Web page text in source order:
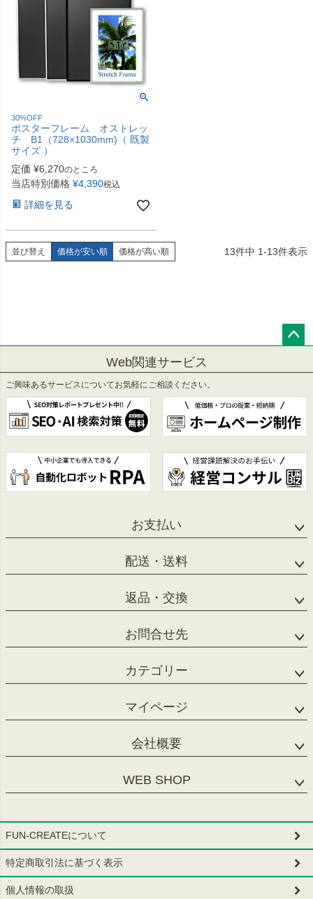
30%OFF
ポスターフレーム オストレッ
チ B1（728×1030mm)（ 既製
サイズ ）
定価 ¥6,270のところ
当店特別価格 ¥4,390税込
詳細を見る
並び替え 価格が安い順 価格が高い順 13件中 1-13件表示
へ
Web関連サービス
ご興味あるサービスについてお気軽にご相談ください。
お支払い
配送・送料
返品・交換
お問合せ先
カテゴリー
マイページ
会社概要
WEB SHOP
FUN-CREATEについて
特定商取引法に基づく表示
個人情報の取扱